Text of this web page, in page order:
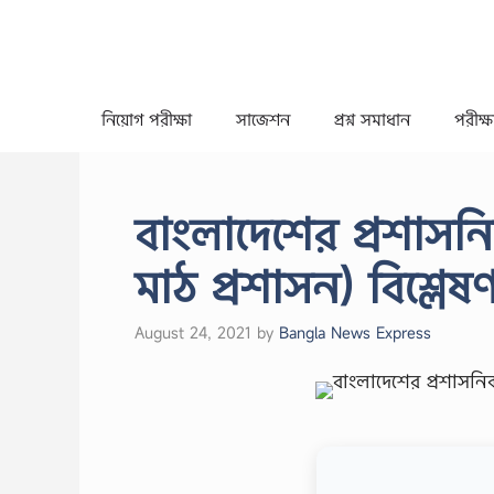
নিয়োগ পরীক্ষা সাজেশন প্রশ্ন সমাধান
বাংলাদেশের
মাঠ প্রশাসন)
August 24, 2021 by Bangla News Express